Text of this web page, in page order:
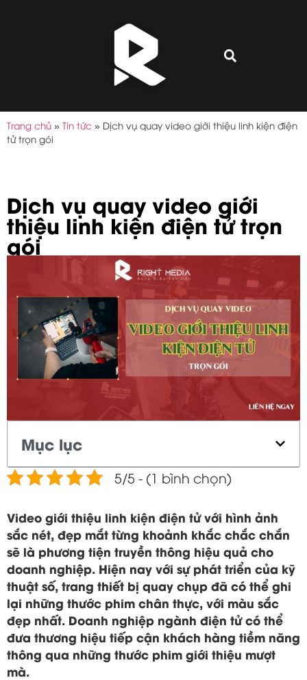
Trang chủ » Tin tức » Dịch vụ quay video giới thiệu linh kiện điện
tử trọn gói
Dịch vụ quay video giới
thiệu linh kiện điện tử trọn
gói
Mục lục
5/5 - (1 bình chọn)
Video giới thiệu linh kiện điện tử với hình ảnh
sắc nét, đẹp mắt từng khoảnh khắc chắc chắn
sẽ là phương tiện truyền thông hiệu quả cho
doanh nghiệp. Hiện nay với sự phát triển của kỹ
thuật số, trang thiết bị quay chụp đã có thể ghi
lại những thước phim chân thực, với màu sắc
đẹp nhất. Doanh nghiệp ngành điện tử có thể
đưa thương hiệu tiếp cận khách hàng tiềm năng
thông qua những thước phim giới thiệu mượt
mà.